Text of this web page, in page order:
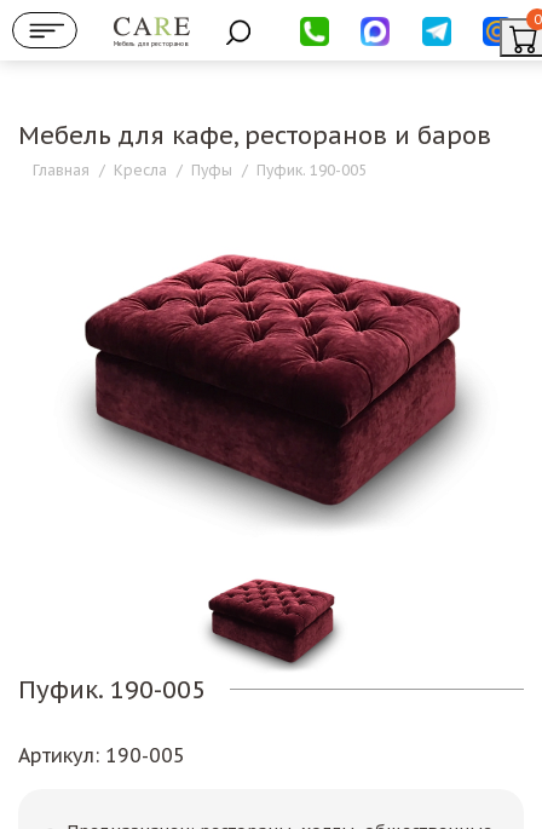
Мебель для ресторанов
0
Мебель для кафе, ресторанов и баров
Главная / Кресла / Пуфы / Пуфик. 190-005
Пуфик. 190-005
Артикул: 190-005